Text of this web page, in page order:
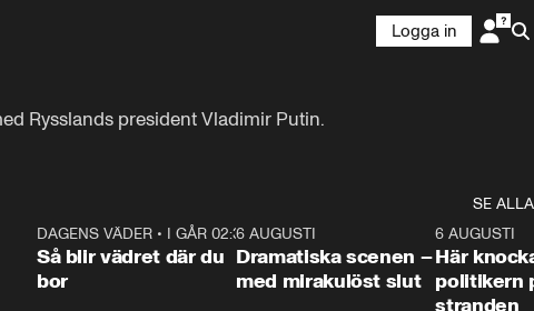
Logga in
Rysslands president Vladimir Putin.
SE ALLA
1:06
DAGENS VÄDER• I GÅR 02:30
Så blir vädret där du
bor
0:42
6 AUGUSTI
Dramatiska scenen –
med mirakulöst slut
6 AUGUSTI
Här
politikern
stranden